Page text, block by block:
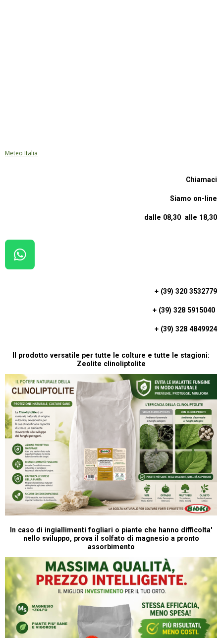
Meteo Italia
Chiamaci
Siamo on-line
dalle 08,30 alle 18,30
W
H
P
+ (39) 320 3532779
+ (39) 328 5915040
+ (39) 328 4849924
Il prodotto versatile per tutte le colture e tutte le stagioni:
Zeolite clinoliptolite
In caso di ingiallimenti fogliari o piante che hanno difficolta'
nello sviluppo, prova il solfato di magnesio a pronto
assorbimento